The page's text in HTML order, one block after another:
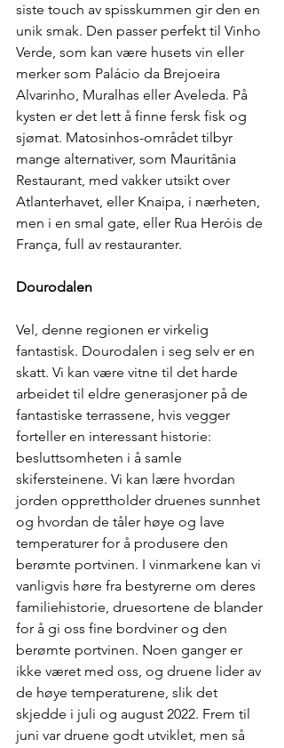
siste touch av spisskummen gir den en
unik smak. Den passer perfekt til Vinho
Verde, som kan være husets vin eller
merker som Palácio da Brejoeira
Alvarinho, Muralhas eller Aveleda. På
kysten er det lett å finne fersk fisk og
sjømat. Matosinhos-området tilbyr
mange alternativer, som Mauritânia
Restaurant, med vakker utsikt over
Atlanterhavet, eller Knaipa, i nærheten,
men i en smal gate, eller Rua Heróis de
França, full av restauranter.
Dourodalen
Vel, denne regionen er virkelig
fantastisk. Dourodalen i seg selv er en
skatt. Vi kan være vitne til det harde
arbeidet til eldre generasjoner på de
fantastiske terrassene, hvis vegger
forteller en interessant historie:
besluttsomheten i å samle
skifersteinene. Vi kan lære hvordan
jorden opprettholder druenes sunnhet
og hvordan de tåler høye og lave
temperaturer for å produsere den
berømte portvinen. I vinmarkene kan vi
vanligvis høre fra bestyrerne om deres
familiehistorie, druesortene de blander
for å gi oss fine bordviner og den
berømte portvinen. Noen ganger er
ikke været med oss, og druene lider av
de høye temperaturene, slik det
skjedde i juli og august 2022. Frem til
juni var druene godt utviklet, men så